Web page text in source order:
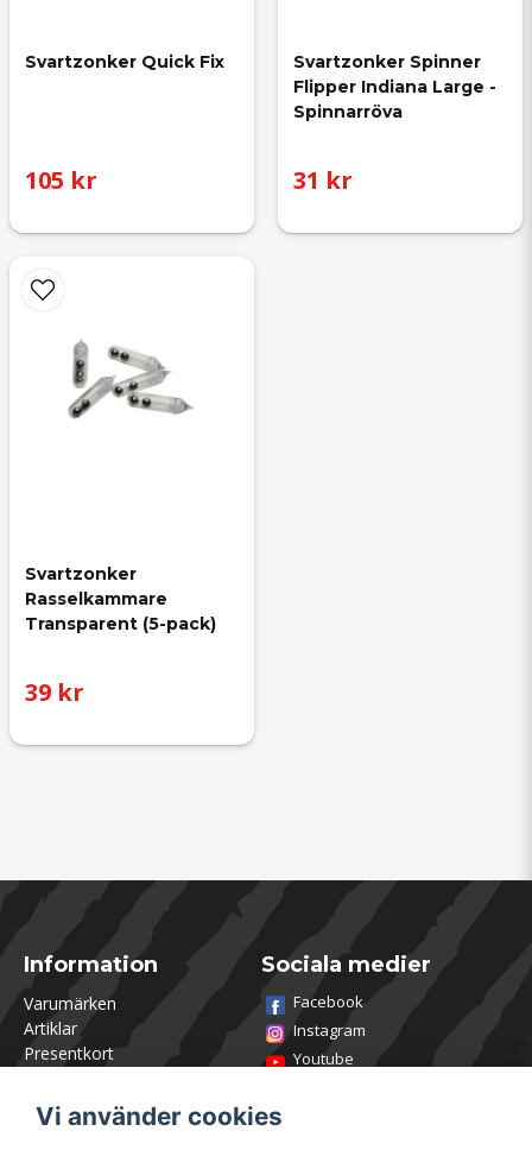
Svartzonker Quick Fix
105 kr
Svartzonker Spinner
Flipper Indiana Large -
Spinnarröva
31 kr
Svartzonker
Rasselkammare
Transparent (5-pack)
39 kr
Information
Varumärken
Artiklar
Presentkort
Om Utklasad
Team Utklasad
Sociala medier
Facebook
Instagram
Youtube
Vi använder cookies